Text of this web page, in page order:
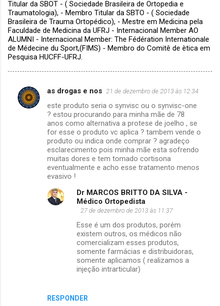
Titular da SBOT - ( Sociedade Brasileira de Ortopedia e
Traumatologia), - Membro Titular da SBTO - ( Sociedade
Brasileira de Trauma Ortopédico), - Mestre em Medicina pela
Faculdade de Medicina da UFRJ - Internacional Member AO
ALUMNI - Internacional Member: The Fédération Internationale
de Médecine du Sport,(FIMS) - Membro do Comitê de ètica em
Pesquisa HUCFF-UFRJ.
C
o
as drogas e nos 21 de dezembro de 2013 às 12:34
este produto seria o synvisc ou o synvisc-one
? estou procurando para minha mãe de 78
anos como alternativa a protese de joelho , se
for esse o produto vc aplica ? tambem vende o
produto ou indica onde comprar ? agradeço
esclarecimento pois minha mãe esta sofrendo
muitas dores e tem tomado cortisona
eventualmente e acho esse tratamento menos
evasivo !
RESPONDER
Dr MARCOS BRITTO DA SILVA -
Médico Ortopedista
27 de dezembro de 2013 às 11:37
Esse é um dos produtos, porém
existem outros, os médicos não
comercializam esses produtos,
somente farmácias e distribuidoras,
somente aplicamos ( realizamos a
injeção intrarticular)